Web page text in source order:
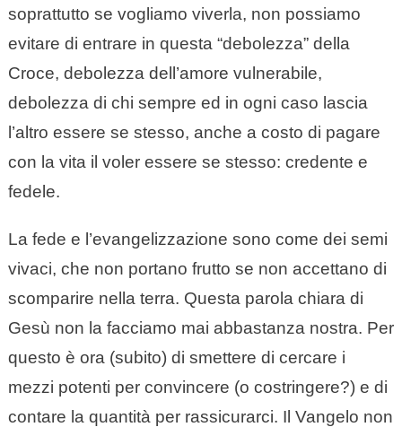
soprattutto se vogliamo viverla, non possiamo
evitare di entrare in questa “debolezza” della
Croce, debolezza dell’amore vulnerabile,
debolezza di chi sempre ed in ogni caso lascia
l’altro essere se stesso, anche a costo di pagare
con la vita il voler essere se stesso: credente e
fedele.
La fede e l’evangelizzazione sono come dei semi
vivaci, che non portano frutto se non accettano di
scomparire nella terra. Questa parola chiara di
Gesù non la facciamo mai abbastanza nostra. Per
questo è ora (subito) di smettere di cercare i
mezzi potenti per convincere (o costringere?) e di
contare la quantità per rassicurarci. Il Vangelo non